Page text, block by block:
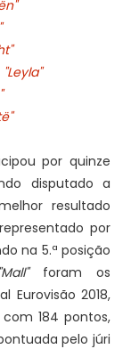
"Leyla"
por quinze
disputado a
resultado
por
na 5.ª posição
"Mall"foram os
Eurovisão 2018,
com 184 pontos,
pelo júri